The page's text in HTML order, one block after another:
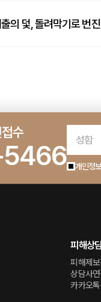
의 덫, 돌려막기로 번
수
개인정
피해상
피해제
상담사연
카카오